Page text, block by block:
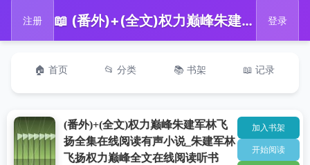
注册 📖 (番外)+(全文)权力巅峰朱建军林飞扬全集在线阅读有声小说_朱建军林飞扬权力巅峰全文在线阅读听书 登录
🏠 首页 📂 分类 📚 书架 📖 记录
(番外)+(全文)权力巅峰朱建军林飞
扬全集在线阅读有声小说_朱建军林
飞扬权力巅峰全文在线阅读听书
加入书架
开始阅读